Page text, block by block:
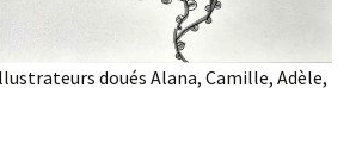
doués Alana, Camille, Adèle,